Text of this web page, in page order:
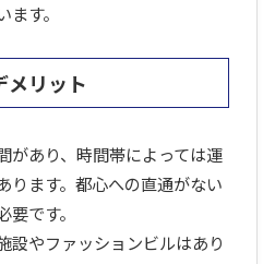
す。
メリット
があり、時間帯によっては運
ります。都心への直通がない
です。
設やファッションビルはあり